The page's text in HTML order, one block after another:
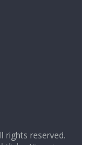
rights reserved.